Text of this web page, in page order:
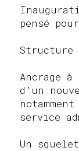
pensé
Structure
Ancrage
d’un
service
Un